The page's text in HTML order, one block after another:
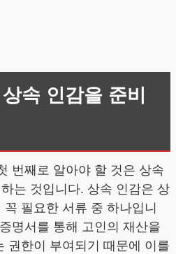
속 인감을 준비
번째로 알아야 할 것은 상속
는 것입니다. 상속 인감은 상
필요한 서류 중 하나입니
명서를 통해 고인의 재산을
권한이 부여되기 때문에 이를